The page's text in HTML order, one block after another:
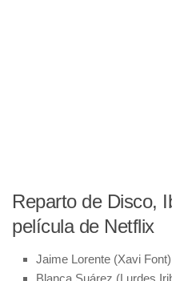
Reparto de Disco,
película de Netflix
Jaime Lorente (Xavi Font)
Blanca Suárez (Lurdes